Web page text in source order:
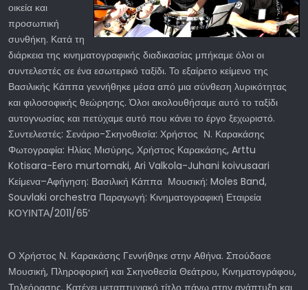
οικεία και
προσωπική
συνθήκη. Κατά τη
διάρκεια της κινηματογραφικής διαδικασίας μπήκαμε όλοι οι
συντελεστές σε ένα εσωτερικό ταξίδι. Το εξαίρετο κείμενο της
Βασιλικής Κάππα γεννήθηκε μέσα από μια σύνθεση λυρικότητας
και φιλοσοφικής θεώρησης. Όλοι ακολουθήσαμε αυτό το ταξίδι
αυτογνωσίας και πετύχαμε αυτό που κάνει το έργο ξεχωριστό.
Συντελεστές: Σενάριο-Σκηνοθεσία: Χρήστος Ν. Καρακάσης
Φωτογραφία: Ηλίας Μισύρης, Χρήστος Καρακάσης, Arttu
Kotisara-Eero murtomaki, Ari Valkola-Juhani koivusaari
Κείμενα–Αφήγηση: Βασιλική Κάππα Μουσική: Moles Band,
Souvlaki orchestra Παραγωγή: Κινηματογραφική Εταιρεία
ΚΟΥΙΝΤΑ/2011/65’
Ο Χρήστος Ν. Καρακάσης Γεννήθηκε στην Αθήνα. Σπούδασε
Μουσική, Πληροφορική και Σκηνοθεσία Θεάτρου, Κινηματογράφου,